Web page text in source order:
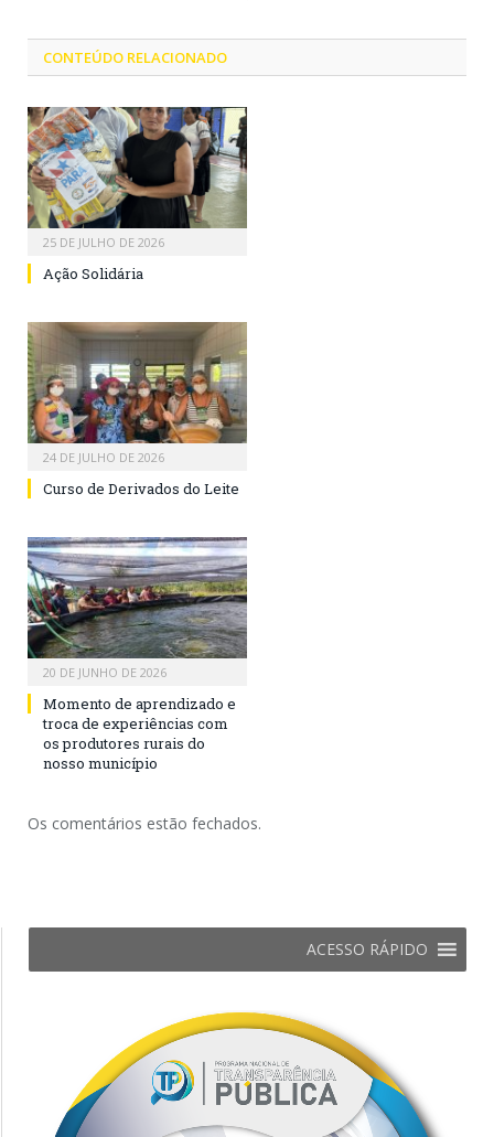
CONTEÚDO RELACIONADO
25 DE JULHO DE 2026
Ação Solidária
24 DE JULHO DE 2026
Curso de Derivados do Leite
20 DE JUNHO DE 2026
Momento de aprendizado e
troca de experiências com
os produtores rurais do
nosso município
Os comentários estão fechados.
ACESSO RÁPIDO